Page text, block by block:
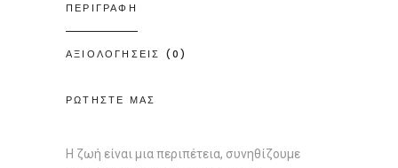
ΠΕΡΙΓΡΑΦΗ
ΑΞΙΟΛΟΓΗΣΕΙΣ (0)
ΡΩΤΗΣΤΕ ΜΑΣ
Η ζωή είναι μια περιπέτεια, συνηθίζουμε